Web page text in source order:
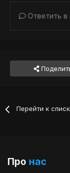
Ответить в
Перейти к
Про нас